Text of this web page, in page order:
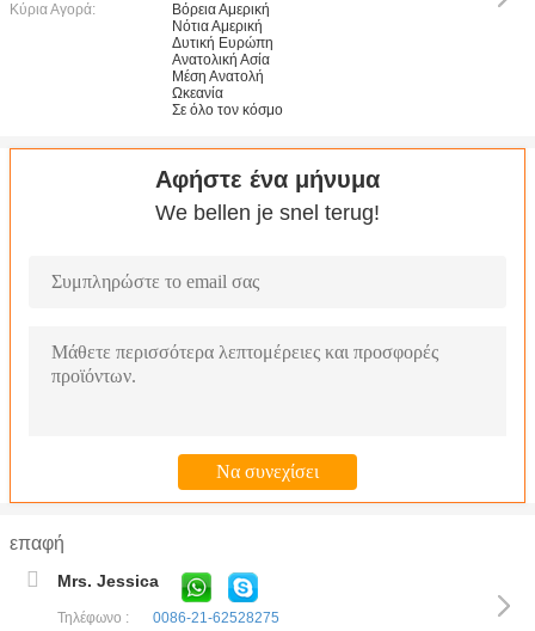
Κύρια Αγορά:
Βόρεια Αμερική
Νότια Αμερική
Δυτική Ευρώπη
Ανατολική Ασία
Μέση Ανατολή
Ωκεανία
Σε όλο τον κόσμο
Αφήστε ένα μήνυμα
We bellen je snel terug!
επαφή
Mrs. Jessica
Τηλέφωνο : 0086-21-62528275